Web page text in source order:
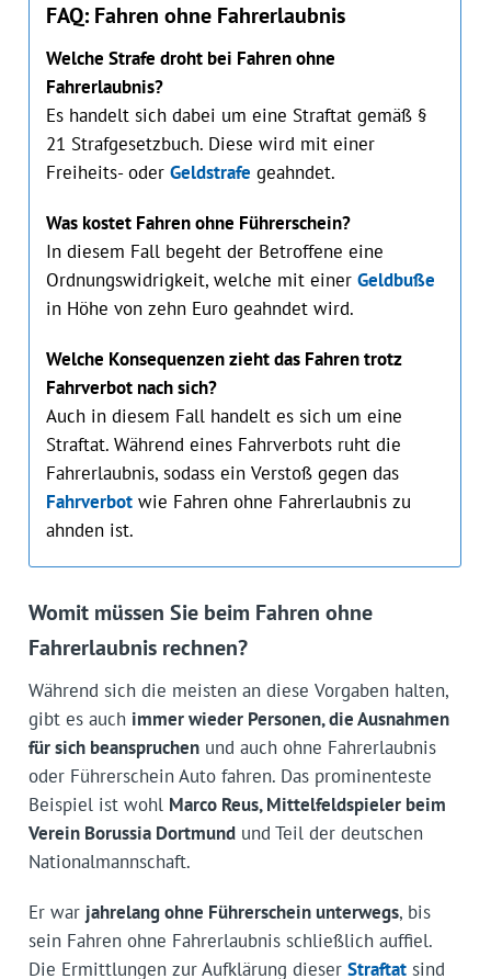
FAQ: Fahren ohne Fahrerlaubnis
Welche Strafe droht bei Fahren ohne
Fahrerlaubnis?
Es handelt sich dabei um eine Straftat gemäß §
21 Strafgesetzbuch. Diese wird mit einer
Freiheits- oder Geldstrafe geahndet.
Was kostet Fahren ohne Führerschein?
In diesem Fall begeht der Betroffene eine
Ordnungswidrigkeit, welche mit einer Geldbuße
in Höhe von zehn Euro geahndet wird.
Welche Konsequenzen zieht das Fahren trotz
Fahrverbot nach sich?
Auch in diesem Fall handelt es sich um eine
Straftat. Während eines Fahrverbots ruht die
Fahrerlaubnis, sodass ein Verstoß gegen das
Fahrverbotwie Fahren ohne Fahrerlaubnis zu
ahnden ist.
Womit müssen Sie beim Fahren ohne
Fahrerlaubnis rechnen?
Während sich die meisten an diese Vorgaben halten,
gibt es auch immer wieder Personen, die Ausnahmen
für sich beanspruchenund auch ohne Fahrerlaubnis
oder Führerschein Auto fahren. Das prominenteste
Beispiel ist wohl Marco Reus, Mittelfeldspieler beim
Verein Borussia Dortmundund Teil der deutschen
Nationalmannschaft.
Er war jahrelang ohne Führerschein unterwegs, bis
sein Fahren ohne Fahrerlaubnis schließlich auffiel.
Die Ermittlungen zur Aufklärung dieser Straftatsind